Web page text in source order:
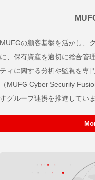
MUFGの顧客基盤を活かし、
に、保有資産を適切に総合管
ティに関する分析や監視を専
（MUFG Cyber Security
すグループ連携を推進していま